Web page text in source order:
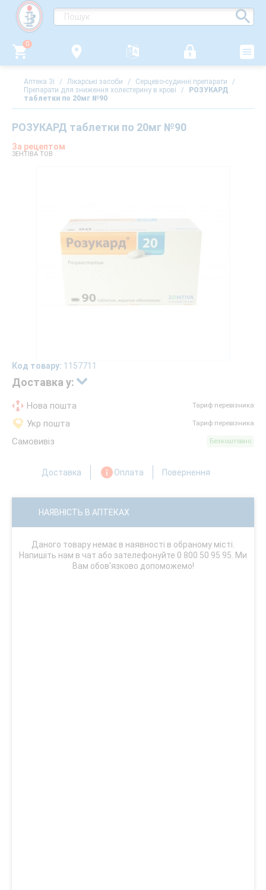
0
Аптека 3i / Лікарські засоби / Серцево-судинні препарати
/
Препарати для зниження холестерину в крові
/
РОЗУКАРД
таблетки по 20мг №90
РОЗУКАРД таблетки по 20мг №90
За рецептом
ЗЕНТІВА ТОВ
Код товару: 1157711
Доставка у:
Нова пошта Тариф перевізника
Укр пошта Тариф перевізника
Самовивіз Безкоштовно
Доставка Оплата Повернення
НАЯВНІСТЬ В АПТЕКАХ
Даного товару немає в наявності в обраному місті.
Напишіть нам в чат або зателефонуйте 0 800 50 95 95. Ми
Вам обов'язково допоможемо!